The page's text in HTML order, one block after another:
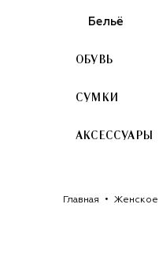
Бельё
ОБУВЬ
СУМКИ
АКСЕССУАРЫ
Главная Женское